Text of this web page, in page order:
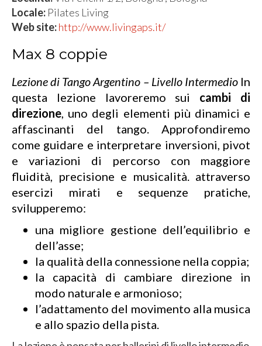
Locale: Pilates Living
Web site:http://www.livingaps.it/
Max 8 coppie
Lezione di Tango Argentino – Livello IntermedioIn
questa lezione lavoreremo sui cambi di
direzione, uno degli elementi più dinamici e
affascinanti del tango. Approfondiremo
come guidare e interpretare inversioni, pivot
e variazioni di percorso con maggiore
fluidità, precisione e musicalità. attraverso
esercizi mirati e sequenze pratiche,
svilupperemo:
una migliore gestione dell’equilibrio e
dell’asse;
la qualità della connessione nella coppia;
la capacità di cambiare direzione in
modo naturale e armonioso;
l’adattamento del movimento alla musica
e allo spazio della pista.